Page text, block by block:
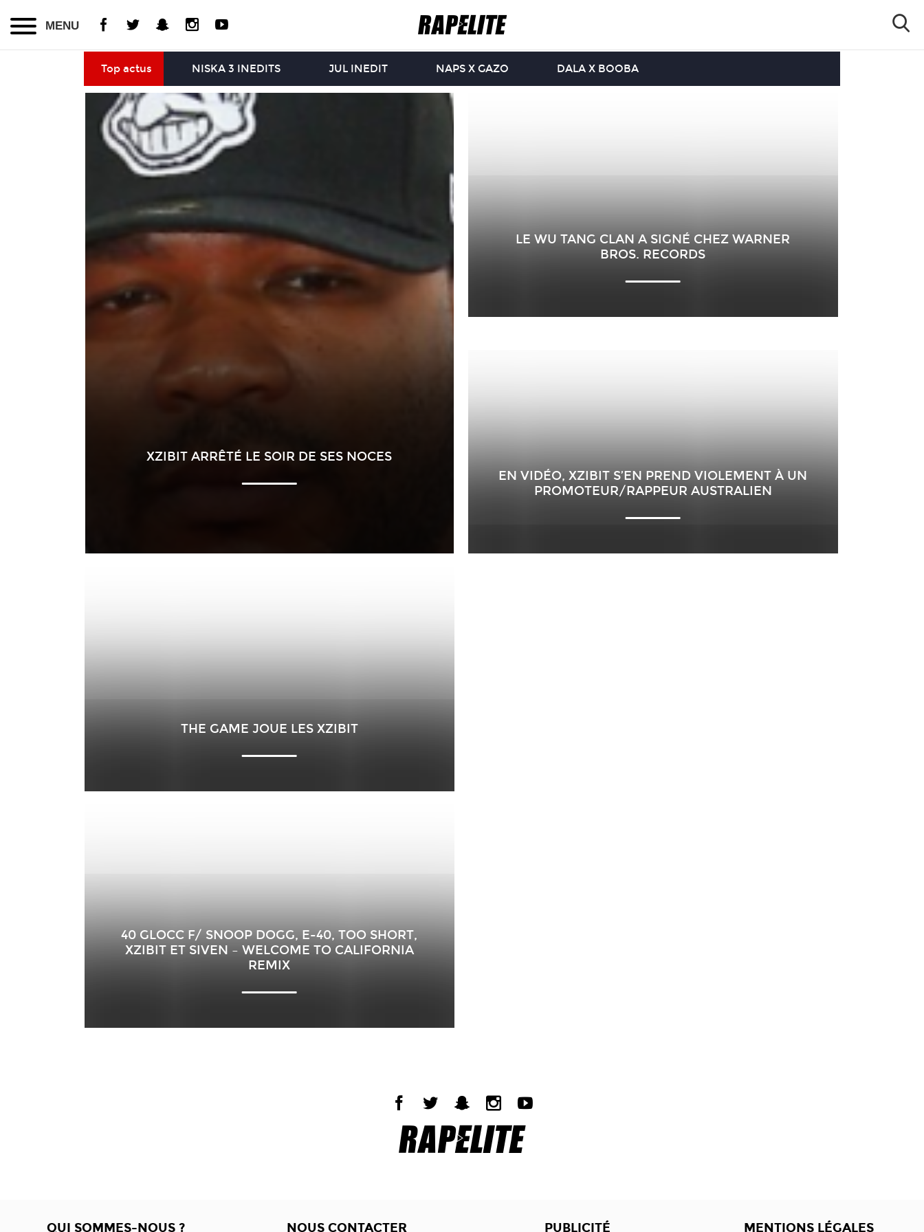
MENU
Top actus NISKA 3 INEDITS JUL INEDIT NAPS X GAZO DALA X BOOBA
XZIBIT ARRÊTÉ LE SOIR DE SES NOCES
LE WU TANG CLAN A SIGNÉ CHEZ WARNER
BROS. RECORDS
EN VIDÉO, XZIBIT S’EN PREND VIOLEMENT À UN
PROMOTEUR/RAPPEUR AUSTRALIEN
THE GAME JOUE LES XZIBIT
40 GLOCC F/ SNOOP DOGG, E-40, TOO SHORT,
XZIBIT ET SIVEN – WELCOME TO CALIFORNIA
REMIX
QUI SOMMES-NOUS ? NOUS CONTACTER PUBLICITÉ MENTIONS LÉGALES